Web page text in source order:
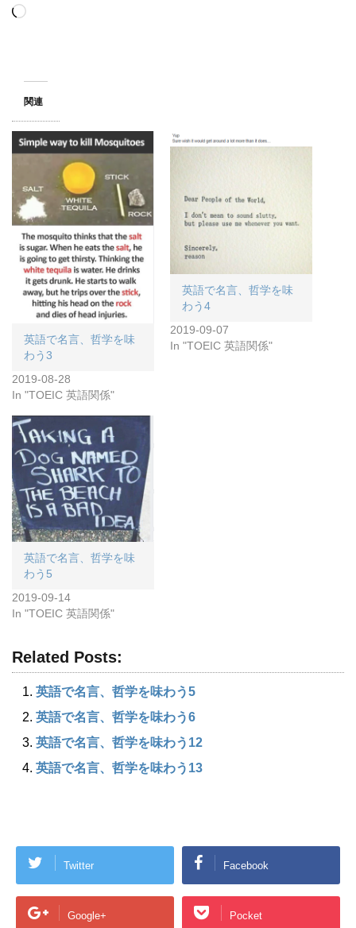
Loading…
関連
英語で名言、哲学を味
わう3
2019-08-28
In "TOEIC 英語関係"
英語で名言、哲学を味
わう4
2019-09-07
In "TOEIC 英語関係"
英語で名言、哲学を味
わう5
2019-09-14
In "TOEIC 英語関係"
Related Posts:
英語で名言、哲学を味わう5
英語で名言、哲学を味わう6
英語で名言、哲学を味わう12
英語で名言、哲学を味わう13
Twitter Facebook
Google+ Pocket